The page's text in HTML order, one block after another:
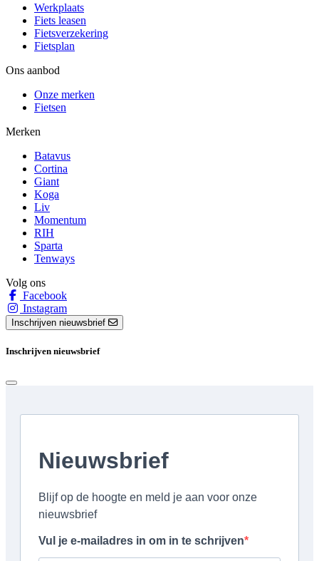
Werkplaats
Fiets leasen
Fietsverzekering
Fietsplan
Ons aanbod
Onze merken
Fietsen
Merken
Batavus
Cortina
Giant
Koga
Liv
Momentum
RIH
Sparta
Tenways
Volg ons
Facebook
Instagram
Inschrijven nieuwsbrief
Inschrijven nieuwsbrief